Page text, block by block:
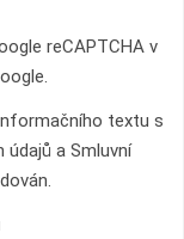
reCAPTCHA v
textu s
údajů a Smluvní